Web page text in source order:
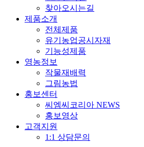
찾아오시는길
제품소개
전체제품
유기농업공시자재
기능성제품
영농정보
작물재배력
그림농법
홍보센터
씨엠씨코리아 NEWS
홍보영상
고객지원
1:1 상담문의